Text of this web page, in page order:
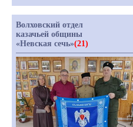
Волховский отдел
казачьей общины
«Невская сечь»(21)